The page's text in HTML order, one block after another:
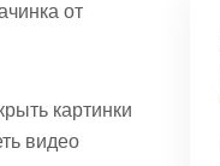
от
картинки
видео